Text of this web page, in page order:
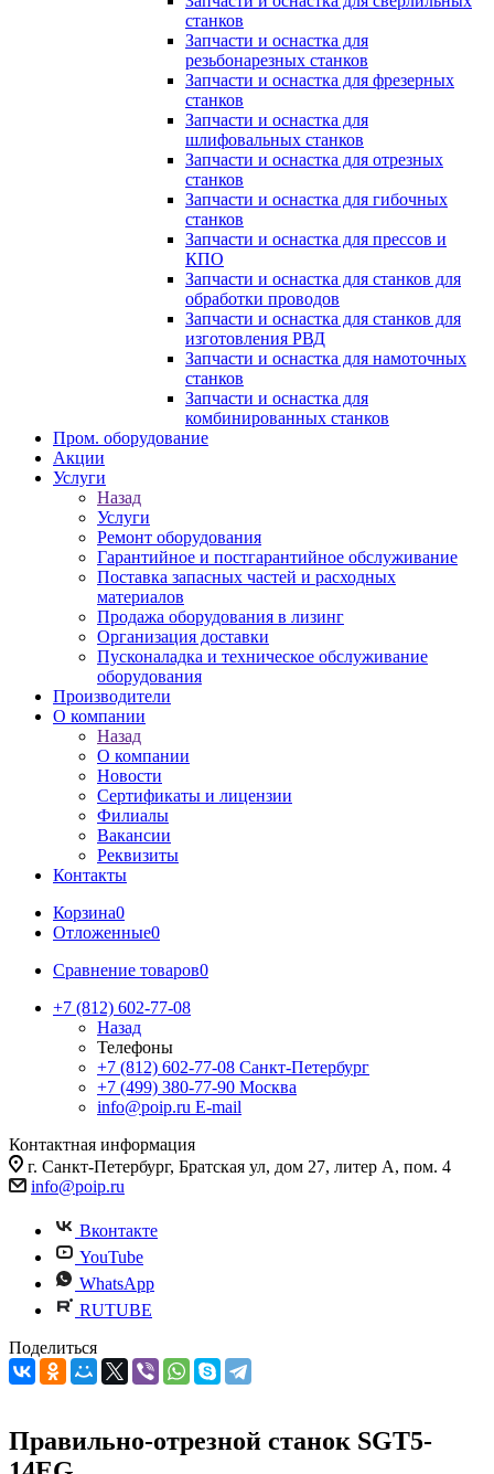
станков
Запчасти и оснастка для
резьбонарезных станков
Запчасти и оснастка для фрезерных
станков
Запчасти и оснастка для
шлифовальных станков
Запчасти и оснастка для отрезных
станков
Запчасти и оснастка для гибочных
станков
Запчасти и оснастка для прессов и
КПО
Запчасти и оснастка для станков для
обработки проводов
Запчасти и оснастка для станков для
изготовления РВД
Запчасти и оснастка для намоточных
станков
Запчасти и оснастка для
комбинированных станков
Пром. оборудование
Акции
Услуги
Назад
Услуги
Ремонт оборудования
Гарантийное и постгарантийное обслуживание
Поставка запасных частей и расходных
материалов
Продажа оборудования в лизинг
Организация доставки
Пусконаладка и техническое обслуживание
оборудования
Производители
О компании
Назад
О компании
Новости
Сертификаты и лицензии
Филиалы
Вакансии
Реквизиты
Контакты
Корзина0
Отложенные0
Сравнение товаров0
+7 (812) 602-77-08
Назад
Телефоны
+7 (812) 602-77-08 Санкт-Петербург
+7 (499) 380-77-90 Москва
info@poip.ru E-mail
Контактная информация
г. Санкт-Петербург, Братская ул, дом 27, литер А, пом. 4
info@poip.ru
Вконтакте
YouTube
WhatsApp
RUTUBE
Поделиться
Правильно-отрезной станок SGT5-